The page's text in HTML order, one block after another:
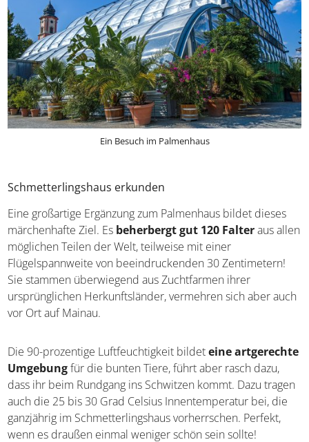
Ein Besuch im Palmenhaus
Schmetterlingshaus erkunden
Eine großartige Ergänzung zum Palmenhaus bildet dieses
märchenhafte Ziel. Es
Flügelspannweite von beeindruckenden 30 Zentimetern!
Sie stammen überwiegend aus Zuchtfarmen ihrer
ursprünglichen Herkunftsländer, vermehren sich aber
auch vor Ort auf Mainau.
Die 90-prozentige Luftfeuchtigkeit bildeteine